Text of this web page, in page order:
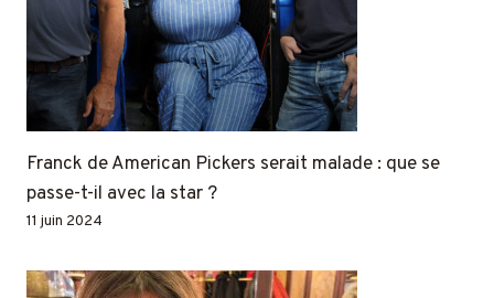
Franck de American Pickers serait malade : que se
passe-t-il avec la star ?
11 juin 2024